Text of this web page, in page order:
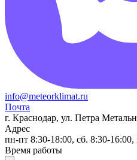
info@meteorklimat.ru
Почта
г. Краснодар, ул. Петра
Адрес
пн-пт 8:30-18:00, сб. 8:30-
Время работы